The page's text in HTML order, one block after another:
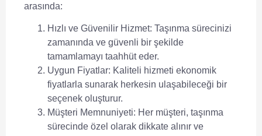
arasında:
Hızlı ve Güvenilir Hizmet: Taşınma sürecinizi
zamanında ve güvenli bir şekilde
tamamlamayı taahhüt eder.
Uygun Fiyatlar: Kaliteli hizmeti ekonomik
fiyatlarla sunarak herkesin ulaşabileceği bir
seçenek oluşturur.
Müşteri Memnuniyeti: Her müşteri, taşınma
sürecinde özel olarak dikkate alınır ve